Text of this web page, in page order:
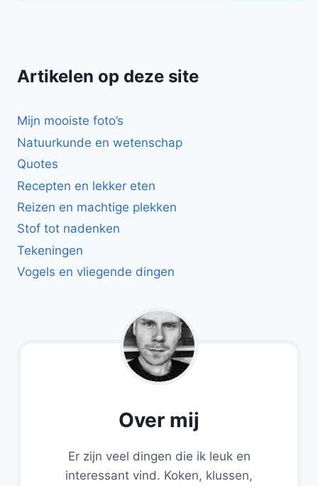
Artikelen op deze site
Mijn mooiste foto’s
Natuurkunde en wetenschap
Quotes
Recepten en lekker eten
Reizen en machtige plekken
Stof tot nadenken
Tekeningen
Vogels en vliegende dingen
Over mij
Er zijn veel dingen die ik leuk en
interessant vind. Koken, klussen,